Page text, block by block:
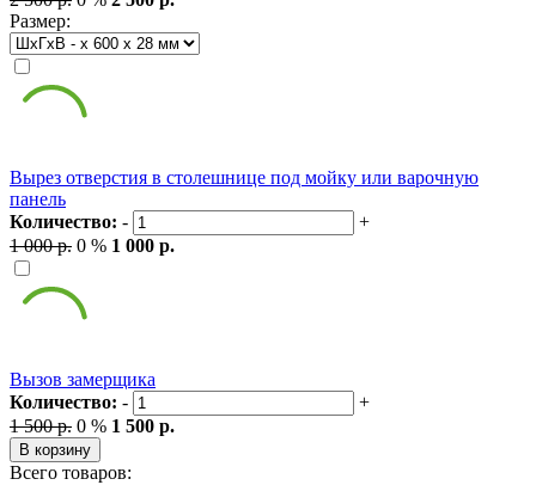
Размер:
Вырез отверстия в столешнице под мойку или варочную
панель
Количество: -
+
1 000 р. 0 % 1 000 р.
Вызов замерщика
Количество: -
+
1 500 р. 0 % 1 500 р.
В корзину
Всего товаров: